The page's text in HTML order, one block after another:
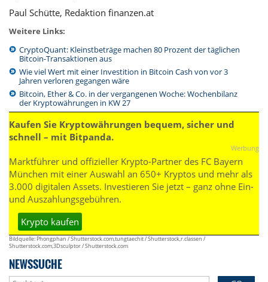
Paul Schütte, Redaktion finanzen.at
Weitere Links:
CryptoQuant: Kleinstbeträge machen 80 Prozent der täglichen
Bitcoin-Transaktionen aus
Wie viel Wert mit einer Investition in Bitcoin Cash von vor 3
Jahren verloren gegangen wäre
Bitcoin, Ether & Co. in der vergangenen Woche: Wochenbilanz
der Kryptowährungen in KW 27
Kaufen Sie Kryptowährungen bequem, sicher und
schnell – mit Bitpanda.
Werbung
Marktführer und offizieller Krypto-Partner des FC Bayern
München mit einer Auswahl an 650+ Kryptos und mehr als
3.000 digitalen Assets. Investieren Sie jetzt – ganz ohne Ein-
und Auszahlungsgebühren.
Krypto kaufen
Bildquelle: Phongphan / Shutterstock.com,tungtaechit / Shutterstock,r.classen /
Shutterstock.com,3Dsculptor / Shutterstock.com
NEWSSUCHE